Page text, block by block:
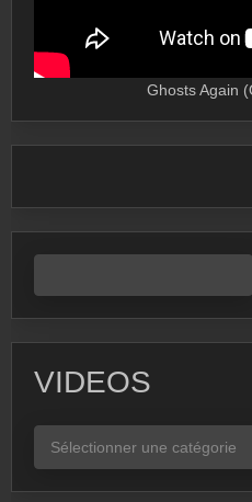
Ghosts Again
VIDEOS
VIDEOS